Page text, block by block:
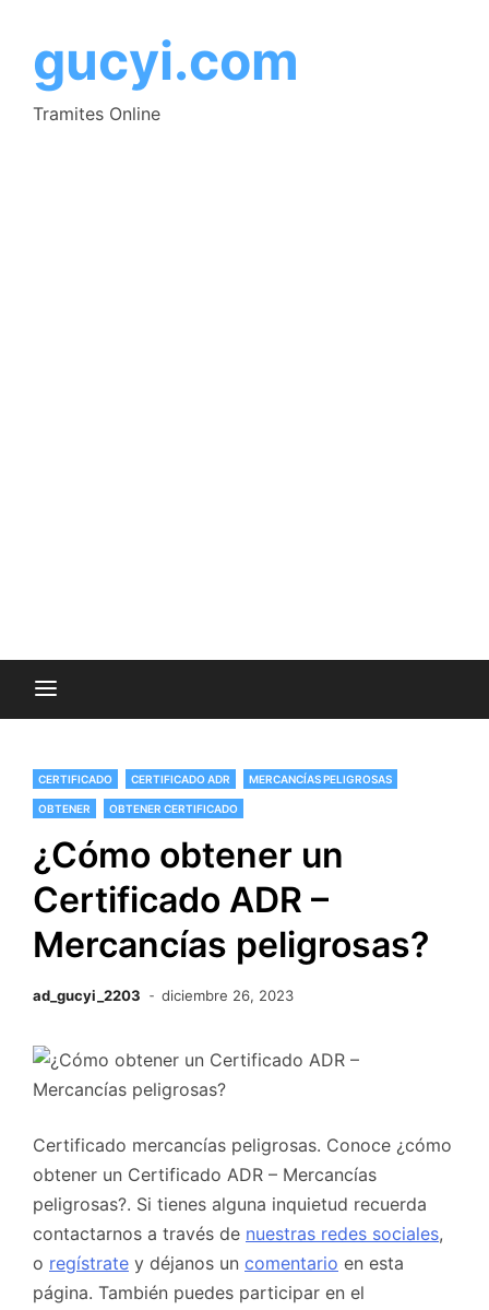
contenido
gucyi.com
Tramites Online
CERTIFICADO CERTIFICADO ADR MERCANCÍAS PELIGROSAS
OBTENER OBTENER CERTIFICADO
¿Cómo obtener un
Certificado ADR –
Mercancías peligrosas?
ad_gucyi_2203 diciembre 26, 2023
Certificado mercancías peligrosas. Conoce ¿cómo
obtener un Certificado ADR – Mercancías
peligrosas?. Si tienes alguna inquietud recuerda
contactarnos a través de nuestras redes sociales,
o regístrate y déjanos un comentario en esta
página. También puedes participar en el